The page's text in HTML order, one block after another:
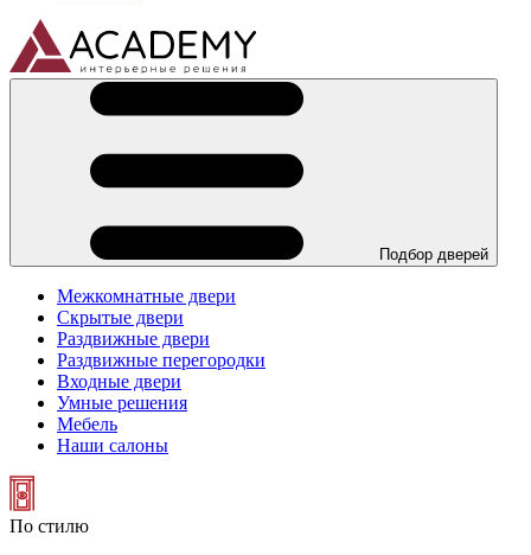
Подбор дверей
Межкомнатные двери
Скрытые двери
Раздвижные двери
Раздвижные перегородки
Входные двери
Умные решения
Мебель
Наши салоны
По стилю